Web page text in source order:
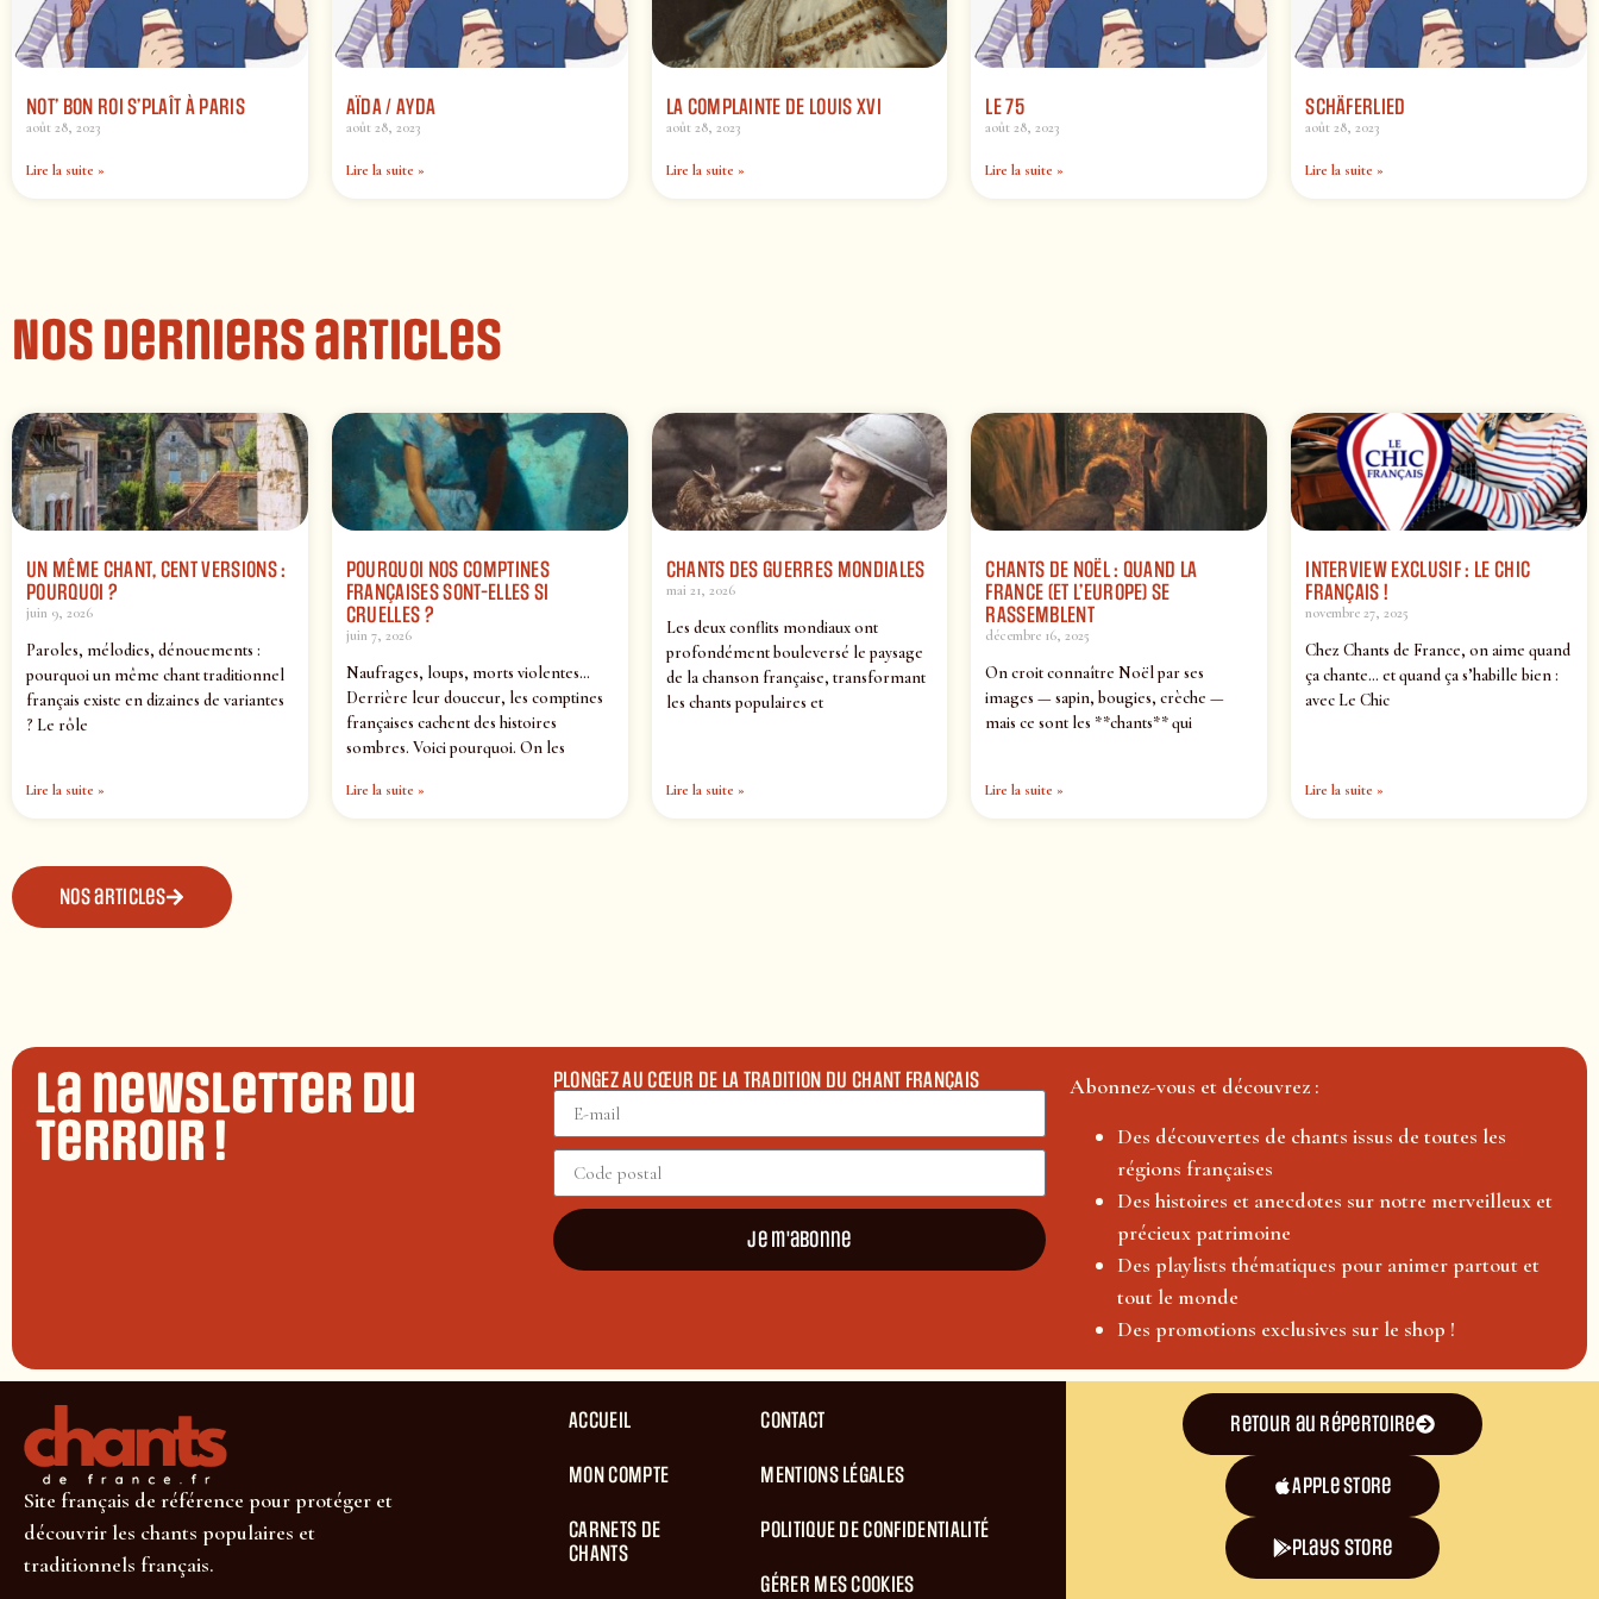
NOT’ BON ROI S’PLAÎT À PARIS
août 28, 2023
Lire la suite »
AÏDA / AYDA
août 28, 2023
Lire la suite »
LA COMPLAINTE DE LOUIS XVI
août 28, 2023
Lire la suite »
LE 75
août 28, 2023
Lire la suite »
SCHÄFERLIED
août 28, 2023
Lire la suite »
Nos derniers articles
UN MÊME CHANT, CENT VERSIONS :
POURQUOI ?
juin 9, 2026
Paroles, mélodies, dénouements :
pourquoi un même chant traditionnel
français existe en dizaines de variantes
? Le rôle
Lire la suite »
POURQUOI NOS COMPTINES
FRANÇAISES SONT-ELLES SI
CRUELLES ?
juin 7, 2026
Naufrages, loups, morts violentes…
Derrière leur douceur, les comptines
françaises cachent des histoires
sombres. Voici pourquoi. On les
Lire la suite »
CHANTS DES GUERRES MONDIALES
mai 21, 2026
Les deux conflits mondiaux ont
profondément bouleversé le paysage
de la chanson française, transformant
les chants populaires et
Lire la suite »
CHANTS DE NOËL : QUAND LA
FRANCE (ET L’EUROPE) SE
RASSEMBLENT
décembre 16, 2025
On croit connaître Noël par ses
images — sapin, bougies, crèche —
mais ce sont les **chants** qui
Lire la suite »
INTERVIEW EXCLUSIF : LE CHIC
FRANÇAIS !
novembre 27, 2025
Chez Chants de France, on aime quand
ça chante… et quand ça s’habille bien :
avec Le Chic
Lire la suite »
Nos articles
La newsletter du
terroir !
PLONGEZ AU CŒUR DE LA TRADITION DU CHANT FRANÇAIS
Je m'abonne
Abonnez-vous et découvrez :
Des découvertes de chants issus de toutes les
régions françaises
Des histoires et anecdotes sur notre merveilleux et
précieux patrimoine
Des playlists thématiques pour animer partout et
tout le monde
Des promotions exclusives sur le shop !
Site français de référence pour protéger et
découvrir les chants populaires et
traditionnels français.
ACCUEIL
MON COMPTE
CARNETS DE
CHANTS
CONTACT
MENTIONS LÉGALES
POLITIQUE DE CONFIDENTIALITÉ
GÉRER MES COOKIES
Retour au répertoire
Apple Store
plays store